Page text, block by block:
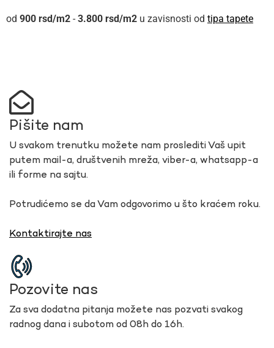
900 rsd - 3.800 rsd u zavisnosti od tipa tapete
Pišite nam
U svakom trenutku možete nam proslediti Vaš upit
putem mail-a, društvenih mreža, viber-a, whatsapp-a
ili forme na sajtu.
Potrudićemo se da Vam odgovorimo u što kraćem roku.
Kontaktirajte nas
Pozovite nas
Za sva dodatna pitanja možete nas pozvati svakog
radnog dana i subotom od 08h do 16h.